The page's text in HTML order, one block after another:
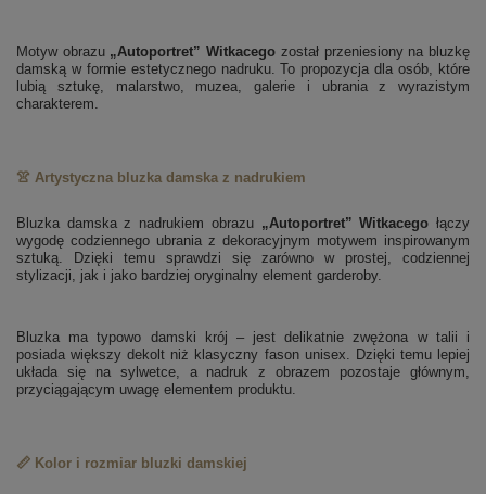
Motyw obrazu „Autoportret” Witkacego został przeniesiony na bluzkę
damską w formie estetycznego nadruku. To propozycja dla osób, które
lubią sztukę, malarstwo, muzea, galerie i ubrania z wyrazistym
charakterem.
👚 Artystyczna bluzka damska z nadrukiem
Bluzka damska z nadrukiem obrazu „Autoportret” Witkacego łączy
wygodę codziennego ubrania z dekoracyjnym motywem inspirowanym
sztuką. Dzięki temu sprawdzi się zarówno w prostej, codziennej
stylizacji, jak i jako bardziej oryginalny element garderoby.
Bluzka ma typowo damski krój – jest delikatnie zwężona w talii i
posiada większy dekolt niż klasyczny fason unisex. Dzięki temu lepiej
układa się na sylwetce, a nadruk z obrazem pozostaje głównym,
przyciągającym uwagę elementem produktu.
📏 Kolor i rozmiar bluzki damskiej